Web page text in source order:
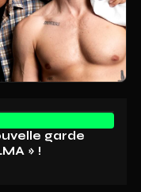
garde
» !